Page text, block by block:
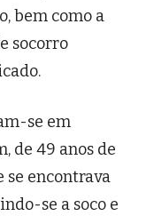
bem como a
socorro
se em
de 49 anos de
se encontrava
se a soco e